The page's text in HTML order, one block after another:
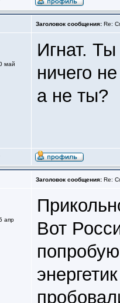
Заголовок сообщения: Re:
май
Игнат.
ничего
а не ты?
Заголовок сообщения: Re:
апр
Вот